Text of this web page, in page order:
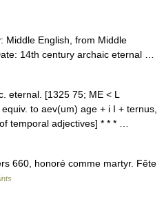
Middle English, from Middle
14th century archaic eternal …
eternal. [1325 75; ME < L
to aev(um) age + i I + ternus,
temporal adjectives] * * * …
660, honoré comme martyr. Fête